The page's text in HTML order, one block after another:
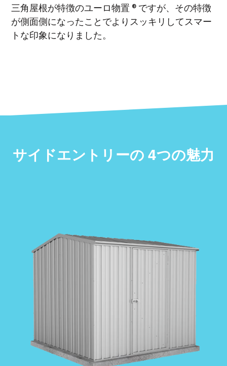
三角屋根が特徴のユーロ物置 ®︎ ですが、その特徴
が側面側になったことでよりスッキリしてスマー
トな印象になりました。
サイドエントリーの 4つの魅力